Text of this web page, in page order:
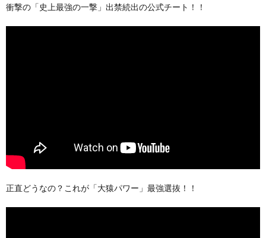
衝撃の「史上最強の一撃」出禁続出の公式チート！！
正直どうなの？これが「大猿パワー」最強選抜！！